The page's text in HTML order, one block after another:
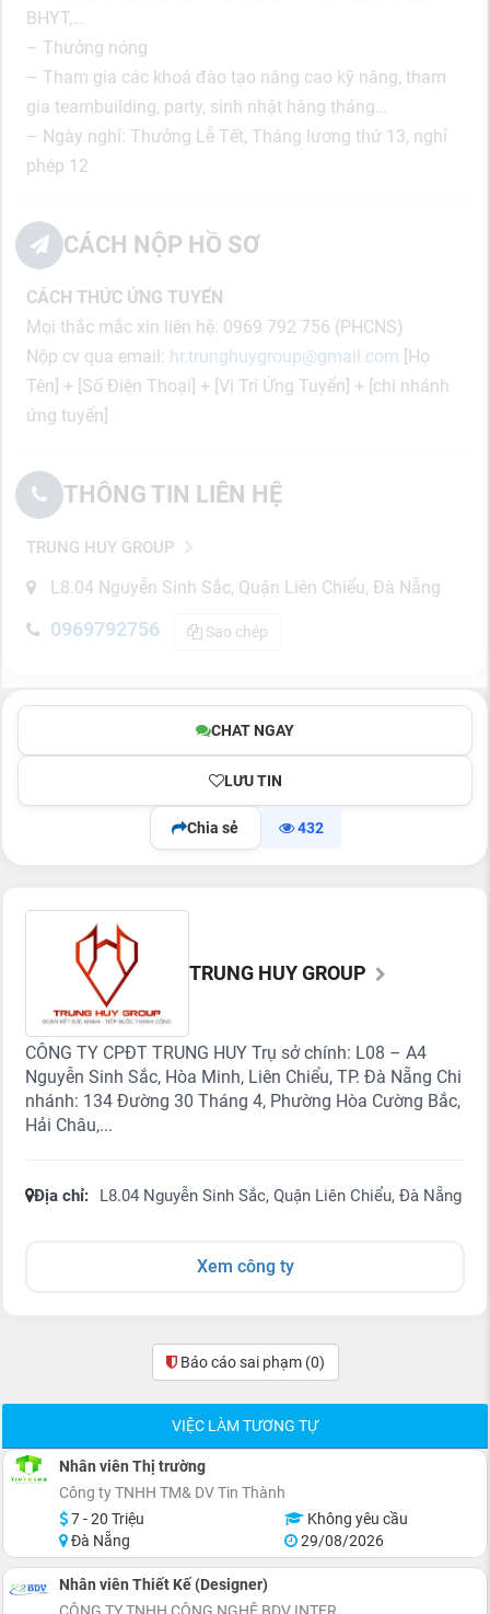
BHYT,…
– Thưởng nóng
– Tham gia các khoá đào tạo nâng cao kỹ năng, tham
gia teambuilding, party, sinh nhật hàng tháng…
– Ngày nghỉ: Thưởng Lễ Tết, Tháng lương thứ 13, nghỉ
phép 12
CÁCH NỘP HỒ SƠ
CÁCH THỨC ỨNG TUYỂN
Mọi thắc mắc xin liên hệ: 0969 792 756 (PHCNS)
Nộp cv qua email: hr.trunghuygroup@gmail.com [Họ
Tên] + [Số Điện Thoại] + [Vị Trí Ứng Tuyển] + [chi nhánh
ứng tuyển]
THÔNG TIN LIÊN HỆ
TRUNG HUY GROUP
L8.04 Nguyễn Sinh Sắc, Quận Liên Chiểu, Đà Nẵng
0969792756 Sao chép
CHAT NGAY
LƯU TIN
Chia sẻ 432
TRUNG HUY GROUP
CÔNG TY CPĐT TRUNG HUY Trụ sở chính: L08 – A4
Nguyễn Sinh Sắc, Hòa Minh, Liên Chiểu, TP. Đà Nẵng Chi
nhánh: 134 Đường 30 Tháng 4, Phường Hòa Cường Bắc,
Hải Châu,...
Địa chỉ: L8.04 Nguyễn Sinh Sắc, Quận Liên Chiểu, Đà Nẵng
Xem công ty
Báo cáo sai phạm (0)
VIỆC LÀM TƯƠNG TỰ
Nhân viên Thị trường
Công ty TNHH TM& DV Tin Thành
7 - 20 Triệu
Không yêu cầu
Đà Nẵng
29/08/2026
Nhân viên Thiết Kế (Designer)